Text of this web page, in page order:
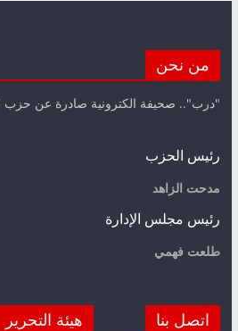
من نحن
"درب".. صحيفة الكترونية صادرة عن حزب
رئيس الحزب
مدحت الزاهد
رئيس مجلس الإدارة
طلعت فهمي
اتصل بنا هيئة التحرير